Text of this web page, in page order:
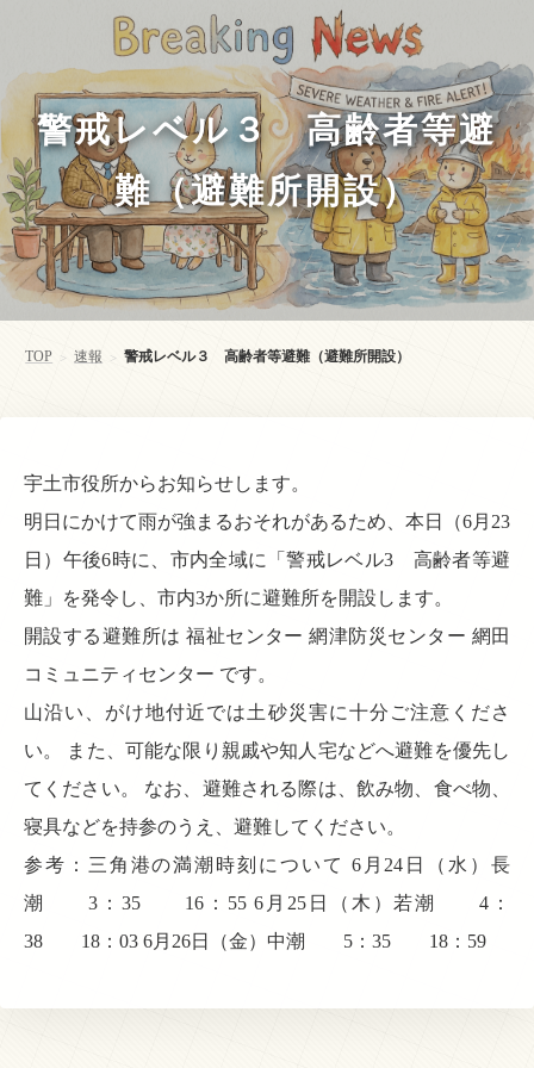
警戒レベル３ 高齢者等避
難（避難所開設）
TOP > 速報 > 警戒レベル３ 高齢者等避難（避難所開設）
宇土市役所からお知らせします。
明日にかけて雨が強まるおそれがあるため、本日（6月23
日）午後6時に、市内全域に「警戒レベル3 高齢者等避
難」を発令し、市内3か所に避難所を開設します。
開設する避難所は 福祉センター 網津防災センター 網田
コミュニティセンター です。
山沿い、がけ地付近では土砂災害に十分ご注意くださ
い。 また、可能な限り親戚や知人宅などへ避難を優先し
てください。 なお、避難される際は、飲み物、食べ物、
寝具などを持参のうえ、避難してください。
参考：三角港の満潮時刻について 6月24日（水）長
潮 3：35 16：55 6月25日（木）若潮 4：
38 18：03 6月26日（金）中潮 5：35 18：59